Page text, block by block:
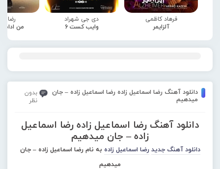
فرهاد کاظمی
آلزایمر
دی جی شهراد
وایب کست 6
رضا
من
دانلود آهنگ رضا اسماعیل زاده رضا اسماعیل زاده – جان
میدهیم
بدون
نظر
دانلود آهنگ رضا اسماعیل زاده رضا اسماعیل
زاده – جان میدهیم
دانلود آهنگ جدید رضا اسماعیل زاده به نام رضا اسماعیل زاده – جان
میدهیم